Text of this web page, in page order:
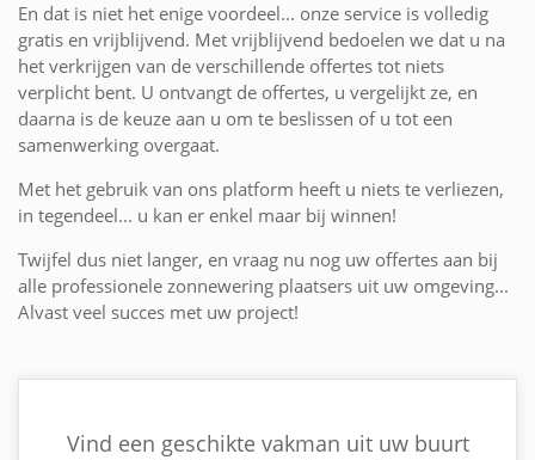
En dat is niet het enige voordeel... onze service is volledig
gratis en vrijblijvend. Met vrijblijvend bedoelen we dat u na
het verkrijgen van de verschillende offertes tot niets
verplicht bent. U ontvangt de offertes, u vergelijkt ze, en
daarna is de keuze aan u om te beslissen of u tot een
samenwerking overgaat.
Met het gebruik van ons platform heeft u niets te verliezen,
in tegendeel... u kan er enkel maar bij winnen!
Twijfel dus niet langer, en vraag nu nog uw offertes aan bij
alle professionele zonnewering plaatsers uit uw omgeving...
Alvast veel succes met uw project!
Vind een geschikte vakman uit uw buurt